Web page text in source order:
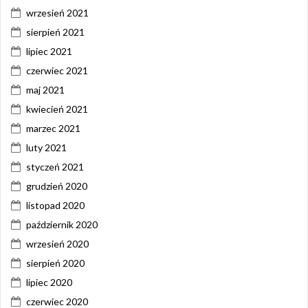
wrzesień 2021
sierpień 2021
lipiec 2021
czerwiec 2021
maj 2021
kwiecień 2021
marzec 2021
luty 2021
styczeń 2021
grudzień 2020
listopad 2020
październik 2020
wrzesień 2020
sierpień 2020
lipiec 2020
czerwiec 2020